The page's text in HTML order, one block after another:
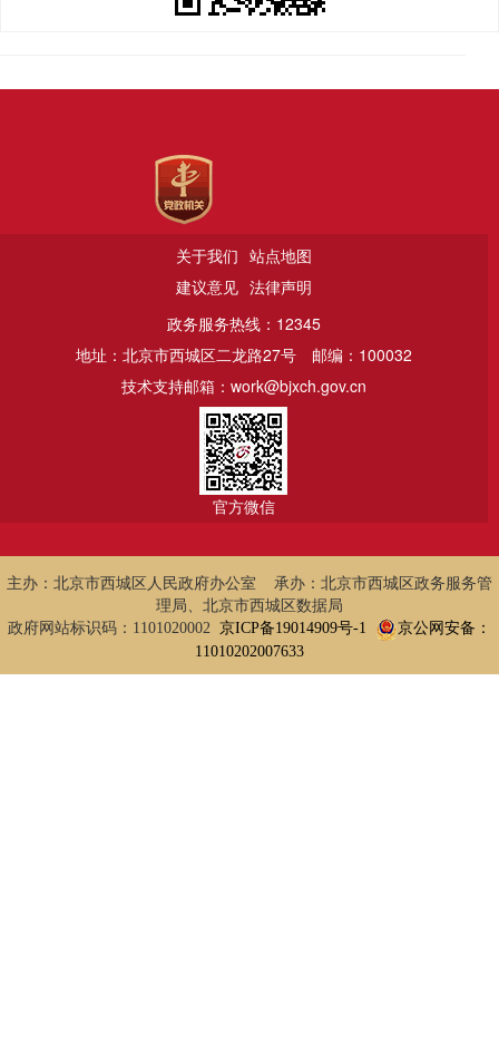
关于我们 站点地图
建议意见 法律声明
政务服务热线：12345
地址：北京市西城区二龙路27号
邮编：100032
技术支持邮箱：work@bjxch.gov.cn
官方微信
主办：北京市西城区人民政府办公室 承办：北京市西城区政务服务管
理局、北京市西城区数据局
政府网站标识码：1101020002 京ICP备19014909号-1
京公网安备：
11010202007633